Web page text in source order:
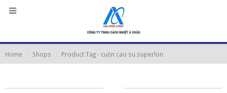
Home Shops Product Tag - cuộn cao su superlon